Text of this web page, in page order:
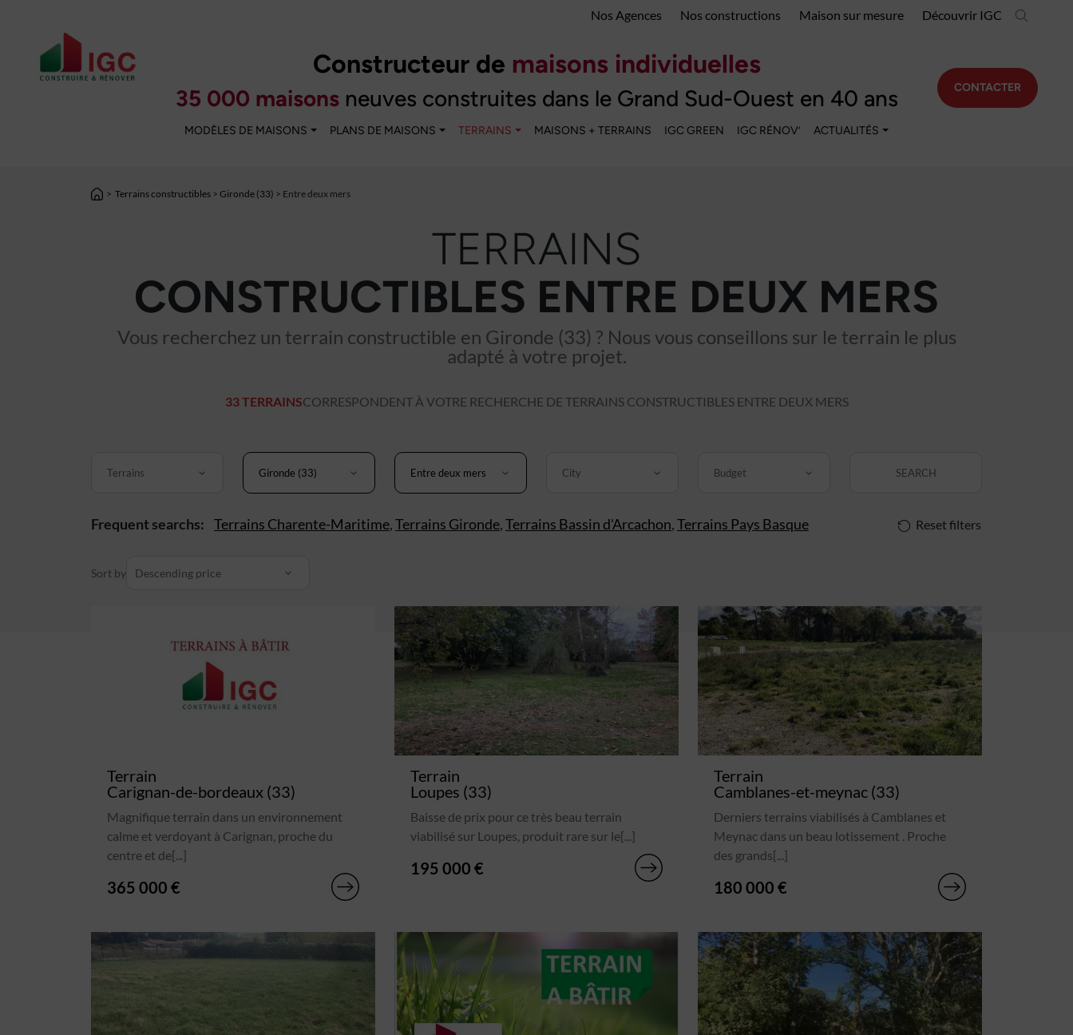
Nos Agences Nos constructions Maison sur mesure Découvrir IGC
Constructeur de maisons individuelles
35 000 maisonsneuves construites dans le Grand Sud-Ouest en 40 ans
MODÈLES DE MAISONS PLANS DE MAISONS TERRAINS MAISONS + TERRAINS IGC GREEN IGC RÉNOV’ ACTUALITÉS
CONTACTER
> Terrains constructibles > Gironde (33) > Entre deux mers
TERRAINS
CONSTRUCTIBLES ENTRE DEUX MERS
Vous recherchez un terrain constructible en Gironde (33) ? Nous vous conseillons sur le terrain le plus
adapté à votre projet.
33 TERRAINSCORRESPONDENT À VOTRE RECHERCHE DE TERRAINS CONSTRUCTIBLES ENTRE DEUX MERS
Terrains Gironde (33) Entre deux mers City Budget SEARCH
Frequent searchs: Terrains Charente-Maritime,Terrains Gironde,Terrains Bassin d'Arcachon,Terrains Pays Basque Reset filters
Sort by Descending price
Terrain
Carignan-de-bordeaux (33)
Magnifique terrain dans un environnement
calme et verdoyant à Carignan, proche du
centre et de[...]
365 000 €
Terrain
Loupes (33)
Baisse de prix pour ce très beau terrain
viabilisé sur Loupes, produit rare sur le[...]
195 000 €
Terrain
Camblanes-et-meynac (33)
Derniers terrains viabilisés à Camblanes et
Meynac dans un beau lotissement . Proche
des grands[...]
180 000 €